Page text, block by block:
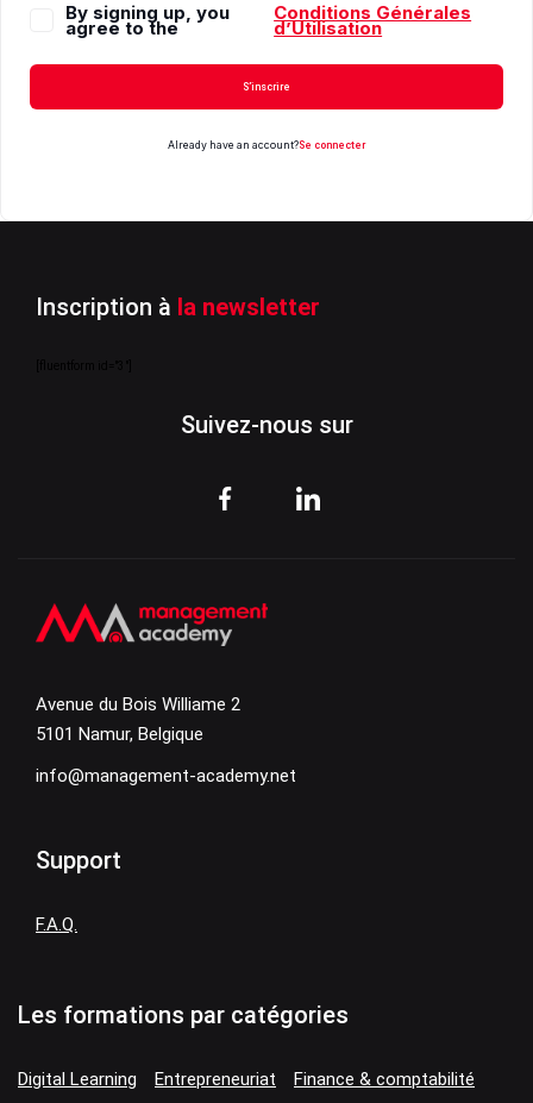
By signing up, you
agree to the
Conditions Générales
d’Utilisation
S’inscrire
Already have an account?Se connecter
Inscription à la newsletter
Suivez-nous sur
Avenue du Bois Williame 2
5101 Namur, Belgique
info@management-academy.net
Support
F.A.Q.
Les formations par catégories
Digital Learning Entrepreneuriat Finance & comptabilité